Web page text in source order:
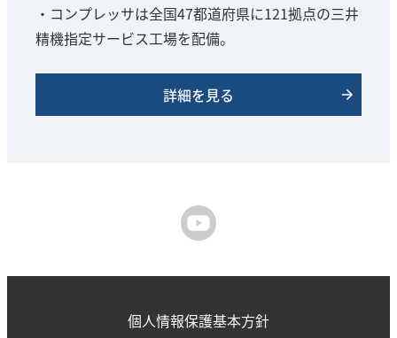
・コンプレッサは全国47都道府県に121拠点の三井
精機指定サービス工場を配備。
詳細を見る
個人情報保護基本方針